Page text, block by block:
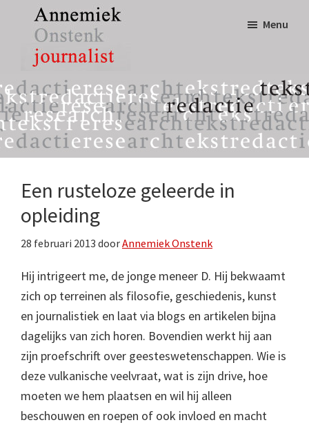
inhoud
eerste
sidebar
Annemiek
Onstenk
Journalist
tekst,
redactie
&
research
Menu
Een rusteloze geleerde in
opleiding
28 februari 2013 doorAnnemiek Onstenk
Hij intrigeert me, de jonge meneer D. Hij bekwaamt
zich op terreinen als filosofie, geschiedenis, kunst
en journalistiek en laat via blogs en artikelen bijna
dagelijks van zich horen. Bovendien werkt hij aan
zijn proefschrift over geesteswetenschappen. Wie is
deze vulkanische veelvraat, wat is zijn drive, hoe
moeten we hem plaatsen en wil hij alleen
beschouwen en roepen of ook invloed en macht